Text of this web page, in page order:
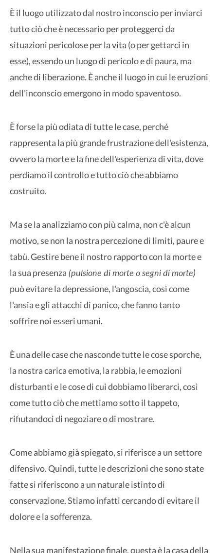
È il luogo utilizzato dal nostro inconscio per inviarci
tutto ciò che è necessario per proteggerci da
situazioni pericolose per la vita (o per gettarci in
esse), essendo un luogo di pericolo e di paura, ma
anche di liberazione. È anche il luogo in cui le eruzioni
dell'inconscio emergono in modo spaventoso.
È forse la più odiata di tutte le case, perché
rappresenta la più grande frustrazione dell'esistenza,
ovvero la morte e la fine dell'esperienza di vita, dove
perdiamo il controllo e tutto ciò che abbiamo
costruito.
Ma se la analizziamo con più calma, non c'è alcun
motivo, se non la nostra percezione di limiti, paure e
tabù. Gestire bene il nostro rapporto con la morte e
la sua presenza (pulsione di morte o segni di morte)
può evitare la depressione, l'angoscia, così come
l'ansia e gli attacchi di panico, che fanno tanto
soffrire noi esseri umani.
È una delle case che nasconde tutte le cose sporche,
la nostra carica emotiva, la rabbia, le emozioni
disturbanti e le cose di cui dobbiamo liberarci, così
come tutto ciò che mettiamo sotto il tappeto,
rifiutandoci di negoziare o di mostrare.
Come abbiamo già spiegato, si riferisce a un settore
difensivo. Quindi, tutte le descrizioni che sono state
fatte si riferiscono a un naturale istinto di
conservazione. Stiamo infatti cercando di evitare il
dolore e la sofferenza.
Nella sua manifestazione finale, questa è la casa della